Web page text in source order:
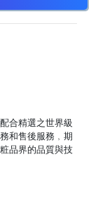
合精選之世界級
和售後服務﹐期
品界的品質與技